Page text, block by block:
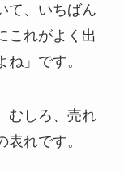
て、いちばん
これがよく出
」です。
むしろ、売れ
れです。